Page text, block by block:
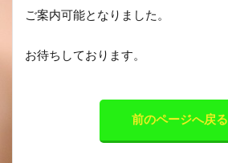
ご案内可能となりました。
お待ちしております。
前のページへ戻る